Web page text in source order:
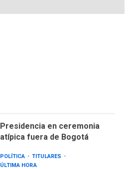
Presidencia en ceremonia
atípica fuera de Bogotá
POLÍTICA
TITULARES
ÚLTIMA HORA